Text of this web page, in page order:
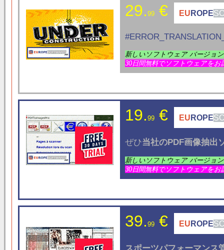
29. 99€ EU ROPE
新しいソフトウェア バージョ
30日間無料でソフトウェアをお
19. 99€ EU ROPE
ぜひ当社のPDF画像抽出
新しいソフトウェア バージョ
30日間無料でソフトウェアをお
39. 99€ EU ROPE
スポーツパフォーマンス